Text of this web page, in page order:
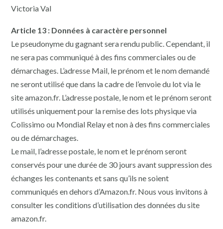
Victoria Val
Article 13 : Données à caractère personnel
Le pseudonyme du gagnant sera rendu public. Cependant, il
ne sera pas communiqué à des fins commerciales ou de
démarchages. L’adresse Mail, le prénom et le nom demandé
ne seront utilisé que dans la cadre de l’envoie du lot via le
site amazon.fr. L’adresse postale, le nom et le prénom seront
utilisés uniquement pour la remise des lots physique via
Colissimo ou Mondial Relay et non à des fins commerciales
ou de démarchages.
Le mail, l’adresse postale, le nom et le prénom seront
conservés pour une durée de 30 jours avant suppression des
échanges les contenants et sans qu’ils ne soient
communiqués en dehors d’Amazon.fr. Nous vous invitons à
consulter les conditions d’utilisation des données du site
amazon.fr.